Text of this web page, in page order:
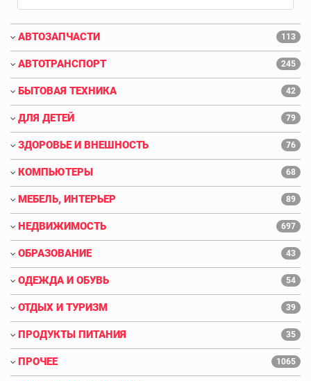
АВТОЗАПЧАСТИ 113
АВТОТРАНСПОРТ 245
БЫТОВАЯ ТЕХНИКА 42
ДЛЯ ДЕТЕЙ 79
ЗДОРОВЬЕ И ВНЕШНОСТЬ 76
КОМПЬЮТЕРЫ 68
МЕБЕЛЬ, ИНТЕРЬЕР 89
НЕДВИЖИМОСТЬ 697
ОБРАЗОВАНИЕ 43
ОДЕЖДА И ОБУВЬ 54
ОТДЫХ И ТУРИЗМ 39
ПРОДУКТЫ ПИТАНИЯ 35
ПРОЧЕЕ 1065